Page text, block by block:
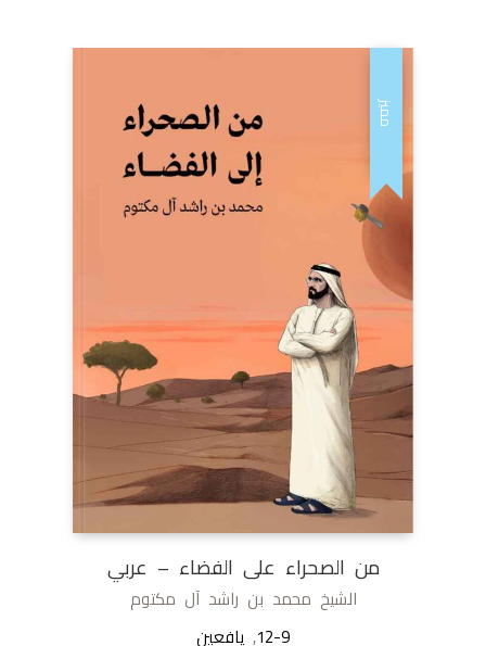
مميز
من الصحراء على الفضاء – عربي
الشيخ محمد بن راشد آل مكتوم
12-9
, يافعين